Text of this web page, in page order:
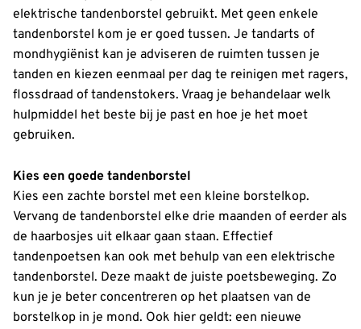
elektrische tandenborstel gebruikt. Met geen enkele
tandenborstel kom je er goed tussen. Je tandarts of
mondhygiënist kan je adviseren de ruimten tussen je
tanden en kiezen eenmaal per dag te reinigen met ragers,
flossdraad of tandenstokers. Vraag je behandelaar welk
hulpmiddel het beste bij je past en hoe je het moet
gebruiken.
Kies een goede tandenborstel
Kies een zachte borstel met een kleine borstelkop.
Vervang de tandenborstel elke drie maanden of eerder als
de haarbosjes uit elkaar gaan staan. Effectief
tandenpoetsen kan ook met behulp van een elektrische
tandenborstel. Deze maakt de juiste poetsbeweging. Zo
kun je je beter concentreren op het plaatsen van de
borstelkop in je mond. Ook hier geldt: een nieuwe